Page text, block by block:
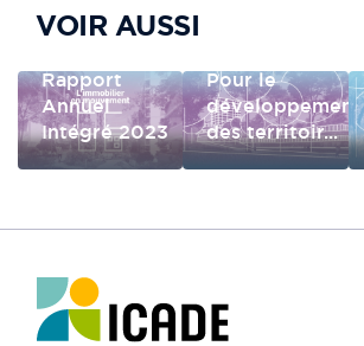
VOIR AUSSI
Rapport
Annuel
Intégré 2023
Pour le
développement
des territoir...